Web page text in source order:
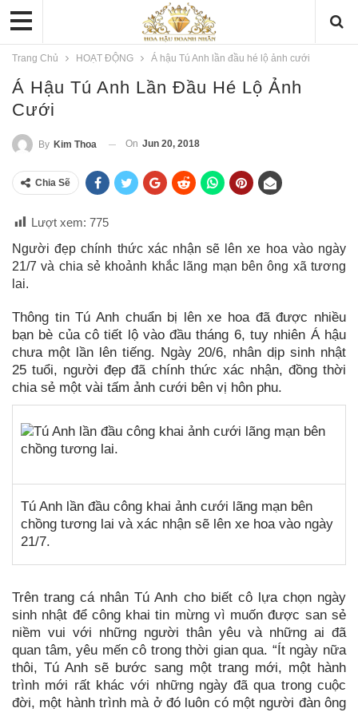
Trang Chủ HOẠT ĐỘNG Á hậu Tú Anh lần đầu hé lộ ảnh cưới
Á Hậu Tú Anh Lần Đầu Hé Lộ Ảnh
Cưới
By Kim Thoa On Jun 20, 2018
Chia Sẽ
Lượt xem: 775
Người đẹp chính thức xác nhận sẽ lên xe hoa vào ngày
21/7 và chia sẻ khoảnh khắc lãng mạn bên ông xã tương
lai.
Thông tin Tú Anh chuẩn bị lên xe hoa đã được nhiều
bạn bè của cô tiết lộ vào đầu tháng 6, tuy nhiên Á hậu
chưa một lần lên tiếng. Ngày 20/6, nhân dịp sinh nhật
25 tuổi, người đẹp đã chính thức xác nhận, đồng thời
chia sẻ một vài tấm ảnh cưới bên vị hôn phu.
Tú Anh lần đầu công khai ảnh cưới lãng mạn bên
chồng tương lai và xác nhận sẽ lên xe hoa vào ngày
21/7.
Trên trang cá nhân Tú Anh cho biết cô lựa chọn ngày
sinh nhật để công khai tin mừng vì muốn được san sẻ
niềm vui với những người thân yêu và những ai đã
quan tâm, yêu mến cô trong thời gian qua. “Ít ngày nữa
thôi, Tú Anh sẽ bước sang một trang mới, một hành
trình mới rất khác với những ngày đã qua trong cuộc
đời, một hành trình mà ở đó luôn có một người đàn ông